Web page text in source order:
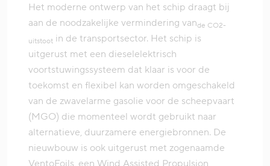
Het moderne ontwerp van het schip draagt bij
aan de noodzakelijke vermindering vande CO2-
uitstoot in de transportsector. Het schip is
uitgerust met een dieselelektrisch
voortstuwingssysteem dat klaar is voor de
toekomst en flexibel kan worden omgeschakeld
van de zwavelarme gasolie voor de scheepvaart
(MGO) die momenteel wordt gebruikt naar
alternatieve, duurzamere energiebronnen. De
nieuwbouw is ook uitgerust met zogenaamde
VentoFoils, een Wind Assisted Propulsion